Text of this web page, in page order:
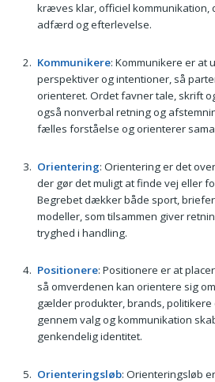
kræves klar, officiel kommunikation,
adfærd og efterlevelse.
Kommunikere: Kommunikere er at
perspektiver og intentioner, så
orienteret. Ordet favner tale, skrift
også nonverbal retning og
fælles forståelse og orienterer
Orientering: Orientering er det
der gør det muligt at finde vej eller
Begrebet dækker både sport,
modeller, som tilsammen giver
tryghed i handling.
Positionere: Positionere er at
så omverdenen kan orientere sig
gælder produkter, brands, politikere
gennem valg og kommunikation
genkendelig identitet.
Orienteringsløb: Orienteringsløb